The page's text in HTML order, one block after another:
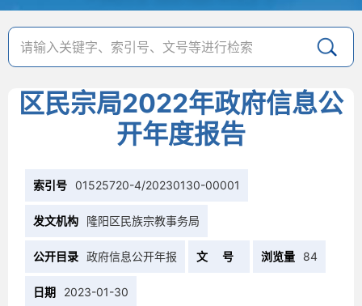
区民宗局2022年政府信息公
开年度报告
索引号 01525720-4/20230130-00001
发文机构 隆阳区民族宗教事务局
公开目录 政府信息公开年报 文 号 浏览量 84
日期 2023-01-30